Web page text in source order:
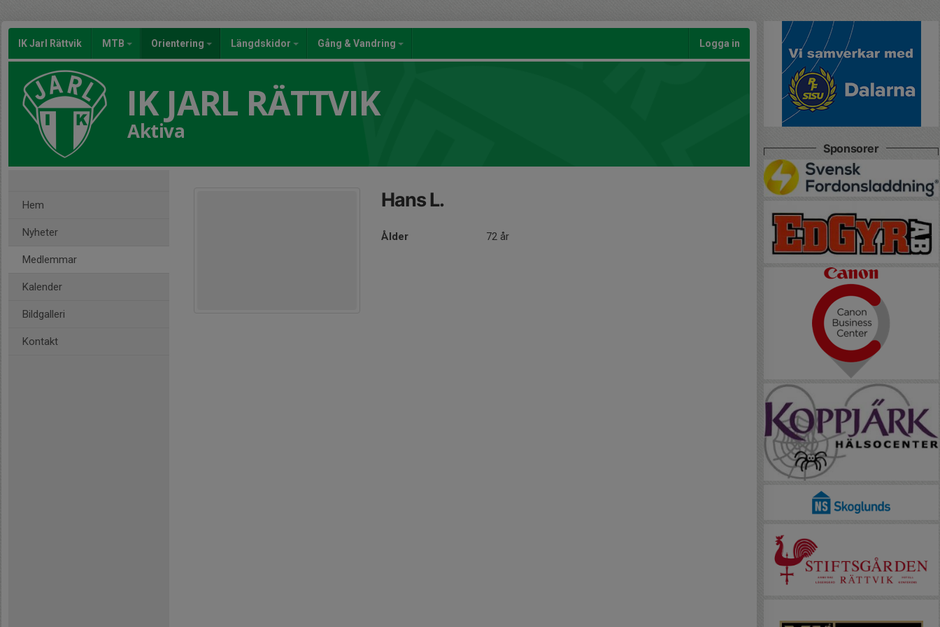
IK Jarl Rättvik MTB Orientering Längdskidor Gång & Vandring Logga in
IK JARL RÄTTVIK
Aktiva
Hem
Nyheter
Medlemmar
Kalender
Bildgalleri
Kontakt
Hans L.
Ålder 72 år
Sponsorer